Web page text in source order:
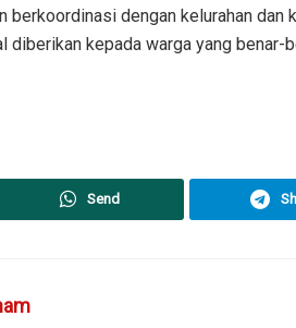
berkoordinasi dengan kelurahan dan
diberikan kepada warga yang benar-
Send